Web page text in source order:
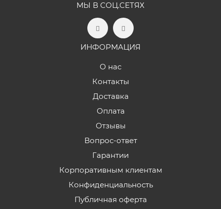
МЫ В СОЦ.СЕТЯХ
ИНФОРМАЦИЯ
О нас
Контакты
Доставка
Оплата
Отзывы
Вопрос-ответ
Гарантии
Корпоративным клиентам
Конфиденциальность
Публичная оферта